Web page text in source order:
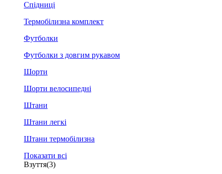
Спідниці
Термобілизна комплект
Футболки
Футболки з довгим рукавом
Шорти
Шорти велосипедні
Штани
Штани легкі
Штани термобілизна
Показати всі
Взуття(3)